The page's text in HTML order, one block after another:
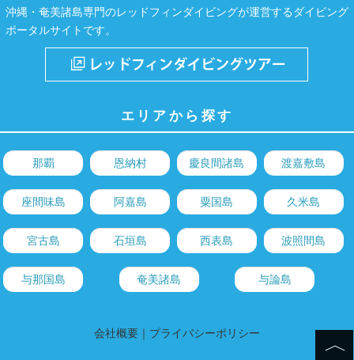
沖縄・奄美諸島専門のレッドフィンダイビングが運営するダイビング
ポータルサイトです。
エリアから探す
那覇 恩納村 慶良間諸島 渡嘉敷島
座間味島 阿嘉島 粟国島 久米島
宮古島 石垣島 西表島 波照間島
与那国島 奄美諸島 与論島
会社概要 ｜ プライバシーポリシー